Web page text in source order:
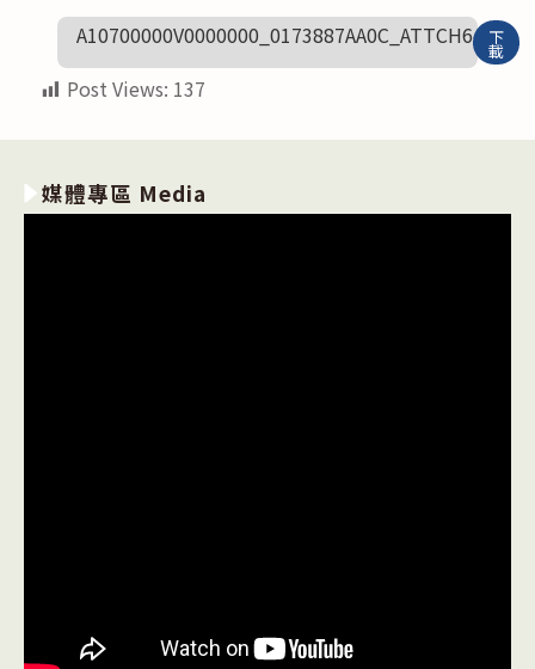
A10700000V0000000_0173887AA0C_ATTCH6
下
載
Post Views: 137
媒體專區 Media